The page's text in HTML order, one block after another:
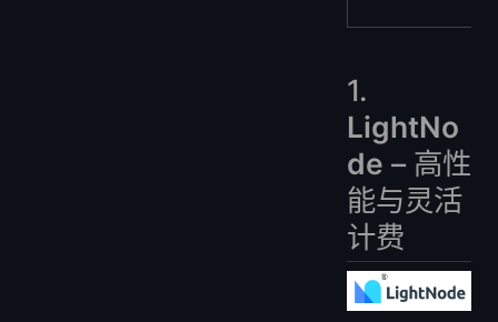
1.
LightNo
de – 高性
能与灵活
计费